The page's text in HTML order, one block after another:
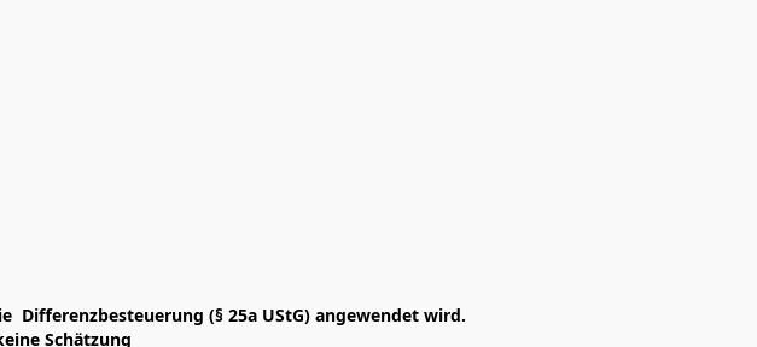
Differenzbesteuerung (§ 25a UStG) angewendet wird.